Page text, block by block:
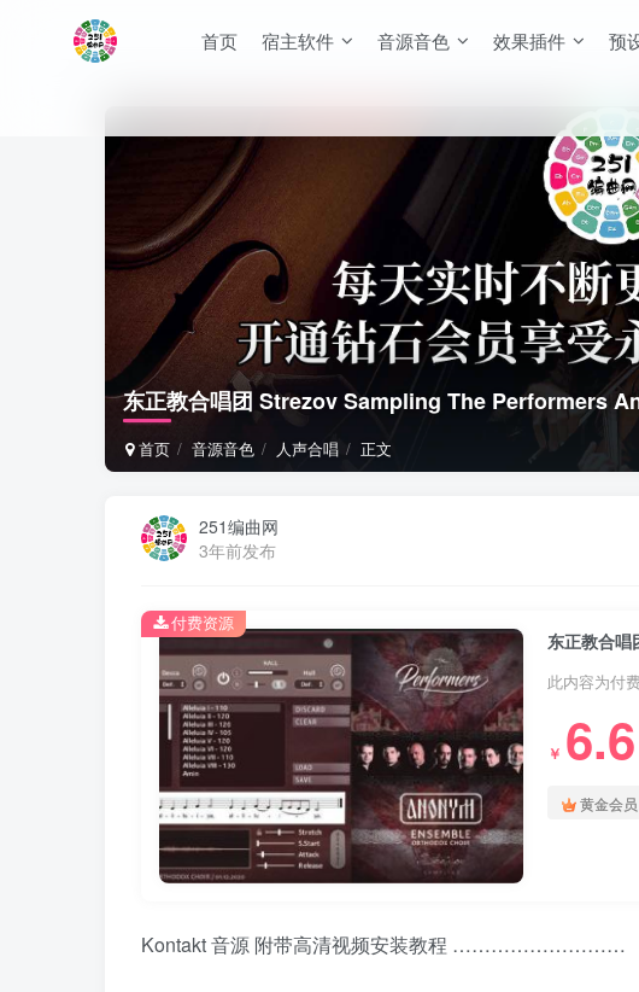
首页 宿主软件 音源音色 效果插件 预
东正教合唱团 Strezov Sampling The Performers
首页 音源音色 人声合唱 正文
251编曲网
3年前发布
此内容为付
￥ 6.6
黄金会员
付费资源
Kontakt 音源 附带高清视频安装教程 ………………………